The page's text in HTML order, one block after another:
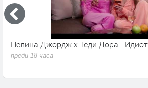
Нелина Джордж x Теди Дора - Идиот
преди 18 часа